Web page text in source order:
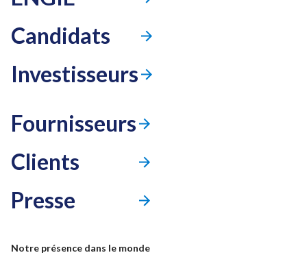
Candidats
Investisseurs
Fournisseurs
Clients
Presse
Notre présence dans le monde